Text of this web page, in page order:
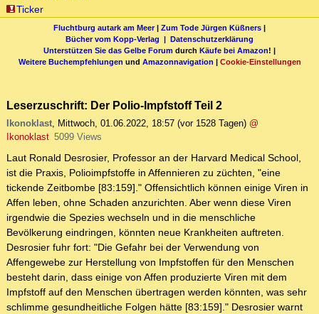
Ticker
Fluchtburg autark am Meer| Zum Tode Jürgen Küßners |
Bücher vom Kopp-Verlag | Datenschutzerklärung
Unterstützen Sie das Gelbe Forum durch Käufe bei Amazon! |
Weitere Buchempfehlungen und Amazonnavigation | Cookie-Einstellungen
Leserzuschrift: Der Polio-Impfstoff Teil 2
Ikonoklast, Mittwoch, 01.06.2022, 18:57 (vor 1528 Tagen) @
Ikonoklast 5099 Views
Laut Ronald Desrosier, Professor an der Harvard Medical School,
ist die Praxis, Polioimpfstoffe in Affennieren zu züchten, "eine
tickende Zeitbombe [83:159]." Offensichtlich können einige Viren in
Affen leben, ohne Schaden anzurichten. Aber wenn diese Viren
irgendwie die Spezies wechseln und in die menschliche
Bevölkerung eindringen, könnten neue Krankheiten auftreten.
Desrosier fuhr fort: "Die Gefahr bei der Verwendung von
Affengewebe zur Herstellung von Impfstoffen für den Menschen
besteht darin, dass einige von Affen produzierte Viren mit dem
Impfstoff auf den Menschen übertragen werden könnten, was sehr
schlimme gesundheitliche Folgen hätte [83:159]." Desrosier warnt